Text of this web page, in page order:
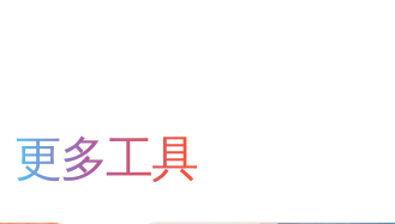
更多工具